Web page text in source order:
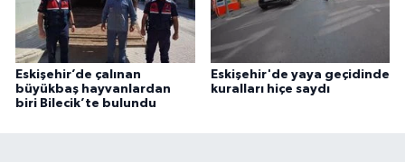
Eskişehir’de çalınan
büyükbaş hayvanlardan
biri Bilecik’te bulundu
Eskişehir'de yaya geçidinde
kuralları hiçe saydı